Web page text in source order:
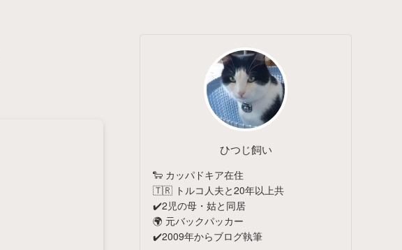
ひつじ飼い
🐑 カッパドキア在住
🇹🇷 トルコ人夫と20年以上共
✔️2児の母・姑と同居
🌍 元バックパッカー
✔️2009年からブログ執筆